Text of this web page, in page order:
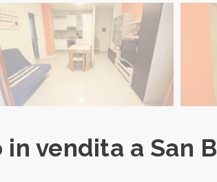
vendita a San